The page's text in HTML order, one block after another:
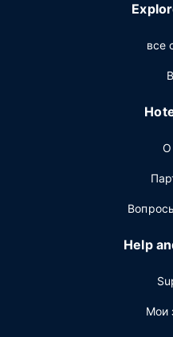
все
О
Help
Мои